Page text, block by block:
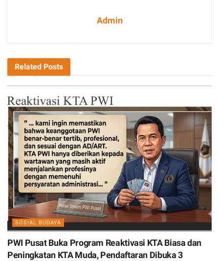
Admin
Related Posts
SOSIAL BUDAYA
PWI Pusat Buka Program Reaktivasi KTA Biasa dan
Peningkatan KTA Muda, Pendaftaran Dibuka 3